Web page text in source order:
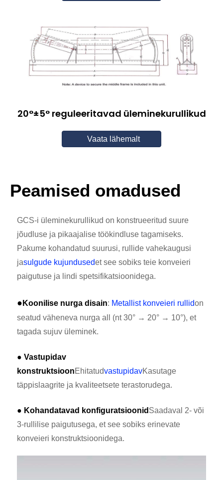
20°±5° reguleeritavad üleminekurullikud
Vaata lähemalt
Peamised omadused
GCS-i üleminekurullikud on konstrueeritud suure
jõudluse ja pikaajalise töökindluse tagamiseks.
Pakume kohandatud suurusi, rullide vahekaugusi
jasulgude kujundusedet see sobiks teie konveieri
paigutuse ja lindi spetsifikatsioonidega.
● Koonilise nurga disain: Metallist konveieri rullidon
seatud väheneva nurga all (nt 30° → 20° → 10°), et
tagada sujuv üleminek.
● Vastupidav
konstruktsioonEhitatudvastupidavKasutage
täppislaagrite ja kvaliteetsete terastorudega.
● Kohandatavad konfiguratsioonid Saadaval 2- või
3-rullilise paigutusega, et see sobiks erinevate
konveieri konstruktsioonidega.